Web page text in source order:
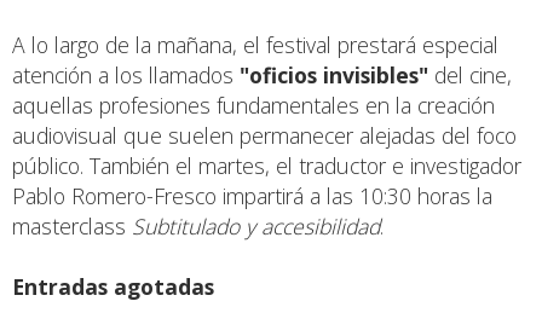
A lo largo de la mañana, el festival prestará especial
atención a los llamados "oficios invisibles" del cine,
aquellas profesiones fundamentales en la creación
audiovisual que suelen permanecer alejadas del foco
público. También el martes, el traductor e investigador
Pablo Romero-Fresco impartirá a las 10:30 horas la
masterclass Subtitulado y accesibilidad.
Entradas agotadas